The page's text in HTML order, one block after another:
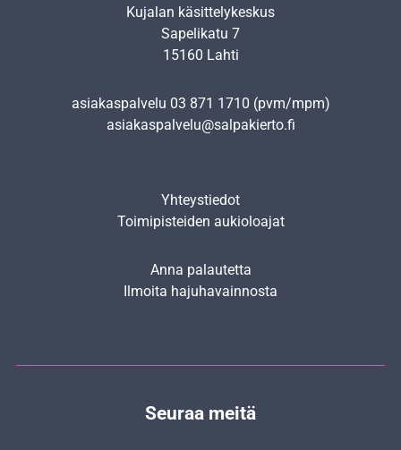
Kujalan käsittelykeskus
Sapelikatu 7
15160 Lahti
asiakaspalvelu 03 871 1710 (pvm/mpm)
asiakaspalvelu@salpakierto.fi
Yhteystiedot
Toimipisteiden aukioloajat
Anna palautetta
Ilmoita hajuhavainnosta
Seuraa meitä